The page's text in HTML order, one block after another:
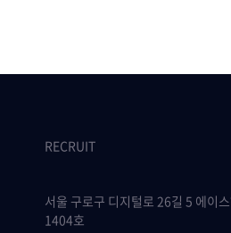
RECRUIT
서울 구로구 디지털로 26길 5 에이
1404호